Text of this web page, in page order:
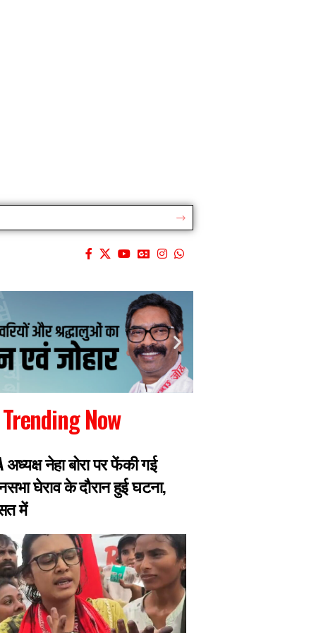
Trending Now
अध्यक्ष नेहा बोरा पर फेंकी गई
घेराव के दौरान हुई घटना,
में